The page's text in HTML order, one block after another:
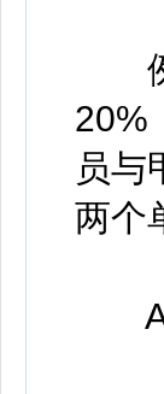
例1
20%
员与
两个